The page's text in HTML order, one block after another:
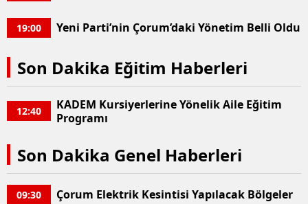
19:00 Yeni Parti’nin Çorum’daki Yönetim Belli Oldu
Son Dakika Eğitim Haberleri
12:40
KADEM Kursiyerlerine Yönelik Aile Eğitim
Programı
Son Dakika Genel Haberleri
09:30 Çorum Elektrik Kesintisi Yapılacak Bölgeler